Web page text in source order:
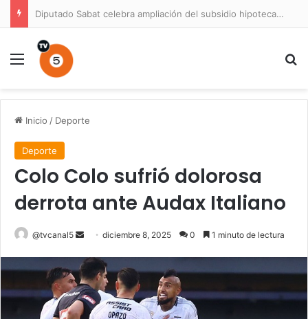
Diputado Sabat celebra ampliación del subsidio hipotecario con viviendas de hasta 6.000 UF
Menú
Inicio / Deporte
Deporte
Colo Colo sufrió dolorosa
derrota ante Audax Italiano
@tvcanal5
Send
email
diciembre 8, 2025 0 1 minuto de lectura